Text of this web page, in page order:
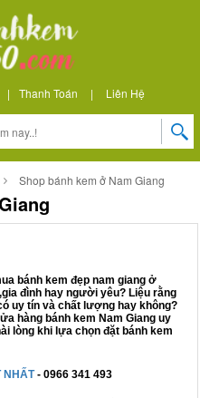
| Thanh Toán | Liên Hệ
Shop bánh kem ở Nam Giang
bánh kem đẹp nam giang ở
đình hay người yêu? Liệu rằng
uy tín và chất lượng hay không?
hàng bánh kem Nam Giang uy
lòng khi lựa chọn đặt bánh kem
NHẤT- 0966 341 493